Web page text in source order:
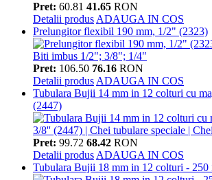
Pret: 60.81 41.65 RON
Detalii produs ADAUGA IN COS
Prelungitor flexibil 190 mm, 1/2" (2323)
Pret: 106.50 76.16 RON
Detalii produs ADAUGA IN COS
Tubulara Bujii 14 mm in 12 colturi cu
(2447)
Pret: 99.72 68.42 RON
Detalii produs ADAUGA IN COS
Tubulara Bujii 18 mm in 12 colturi - 250